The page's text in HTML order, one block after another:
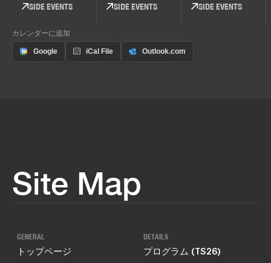
SIDE EVENTS SIDE EVENTS SIDE EVENTS
カレンダーに追加
Site Map
GENERAL
トップページ
DETAILS
プログラム (TS26)